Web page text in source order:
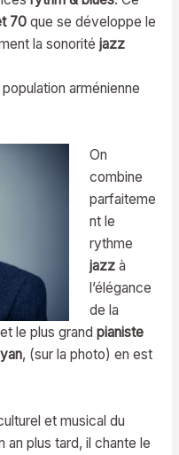
70que se développe le
la sonorité jazz
population arménienne
On
combine
parfaiteme
nt le
rythme
jazz à
l’élégance
de la
le plus grand pianiste
, (sur la photo) en est
et musical du
an plus tard, il chante le